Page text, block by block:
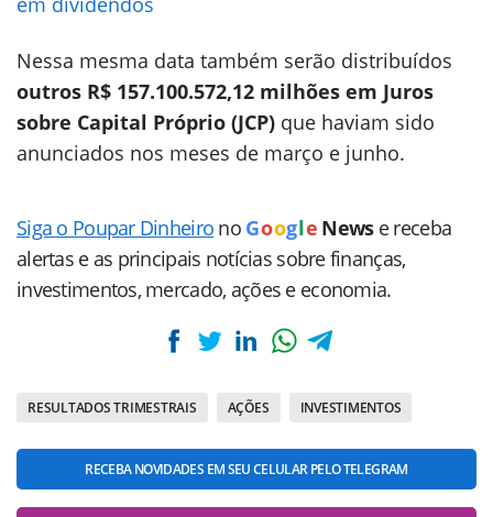
Nessa mesma data também serão distribuídos
outros R$ 157.100.572,12 milhões em Juros
sobre Capital Próprio (JCP) que haviam sido
anunciados nos meses de março e junho.
Siga o Poupar Dinheiro no Goog le News e receba
alertas e as principais notícias sobre finanças,
investimentos, mercado, ações e economia.
RESULTADOS TRIMESTRAIS AÇÕES INVESTIMENTOS
RECEBA NOVIDADES EM SEU CELULAR PELO TELEGRAM